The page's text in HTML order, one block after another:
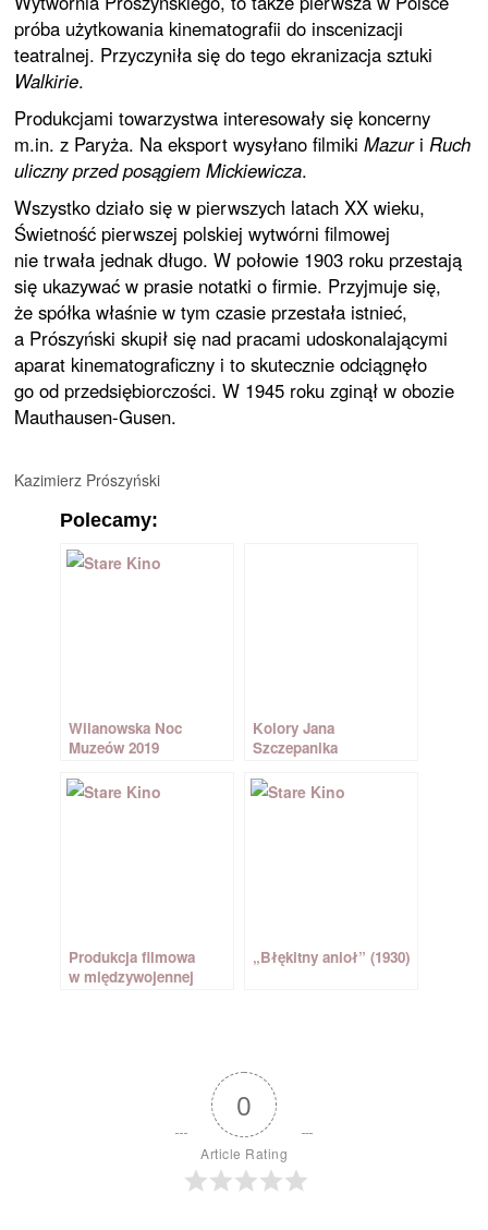
próba użytkowania kinematografii do inscenizacji
teatralnej. Przyczyniła się do tego ekranizacja sztuki
Walkirie.
Produkcjami towarzystwa interesowały się koncerny
m.in. z Paryża. Na eksport wysyłano filmikiMazuriRuch
uliczny przed posągiem Mickiewicza.
Wszystko działo się w pierwszych latach XX wieku,
Świetność pierwszej polskiej wytwórni filmowej
nie trwała jednak długo. W połowie 1903 roku przestają
się ukazywać w prasie notatki o firmie. Przyjmuje się,
że spółka właśnie w tym czasie przestała istnieć,
a Prószyński skupił się nad pracami udoskonalającymi
aparat kinematograficzny i to skutecznie odciągnęło
go od przedsiębiorczości. W 1945 roku zginął w obozie
Mauthausen-Gusen.
Kazimierz Prószyński
Polecamy:
Wilanowska Noc
Muzeów 2019
Kolory Jana
Szczepanika
Produkcja filmowa
w międzywojennej
„Błękitny anioł” (1930)
0
Article Rating